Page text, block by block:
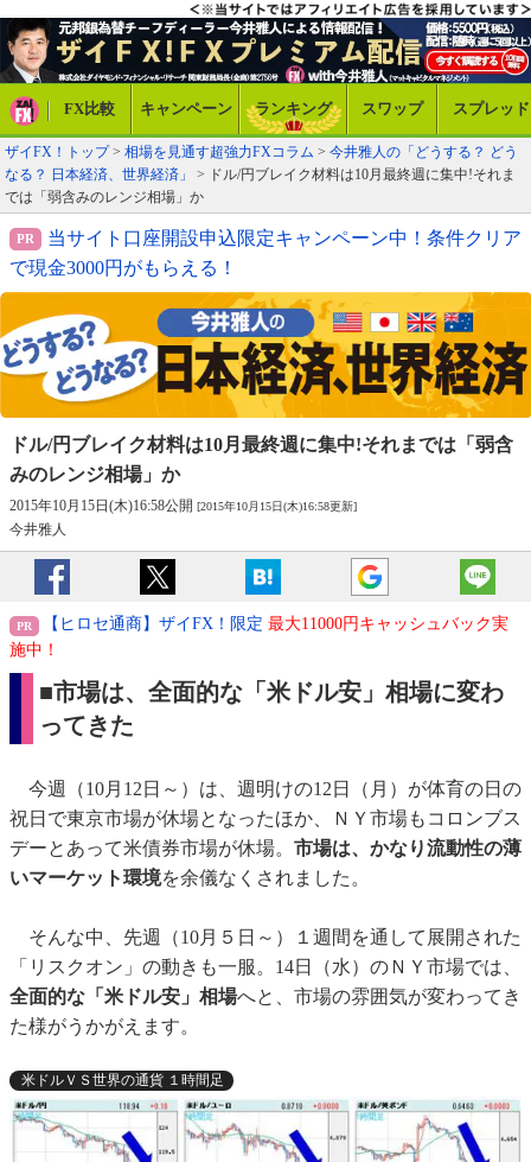
FX比較 キャンペーン ランキング スワップ スプレッド
ザイFX！トップ> 相場を見通す超強力FXコラム > 今井雅人の「どうする？ どう
なる？ 日本経済、世界経済」
> ドル/円ブレイク材料は10月最終週に集中!それま
では「弱含みのレンジ相場」か
当サイト口座開設申込限定キャンペーン中！条件クリア
で現金3000円がもらえる！
ドル/円ブレイク材料は10月最終週に集中!それまでは「弱含
みのレンジ相場」か
2015年10月15日(木)16:58公開 [2015年10月15日(木)16:58更新]
今井雅人
【ヒロセ通商】ザイFX！限定 最大11000円キャッシュバック実
施中！
■市場は、全面的な「米ドル安」相場に変わ
ってきた
今週（10月12日～）は、週明けの12日（月）が体育の日の
祝日で東京市場が休場となったほか、ＮＹ市場もコロンブス
デーとあって米債券市場が休場。 市場は、かなり流動性の薄
いマーケット環境を余儀なくされました。
そんな中、先週（10月５日～）１週間を通して展開された
「リスクオン」の動きも一服。14日（水）のＮＹ市場では、
全面的な「米ドル安」相場へと、市場の雰囲気が変わってき
た様がうかがえます。
米ドルＶＳ世界の通貨 １時間足